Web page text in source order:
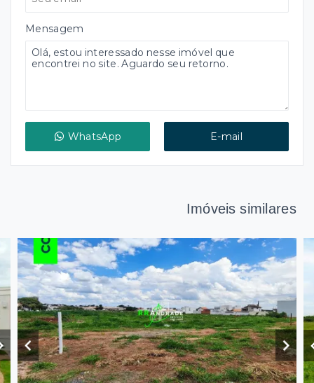
Mensagem
WhatsApp E-mail
Imóveis similares